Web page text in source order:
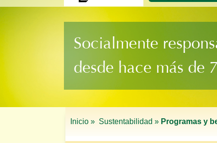
Socialmente
desde hace más de
Inicio » Sustentabilidad » Programas y